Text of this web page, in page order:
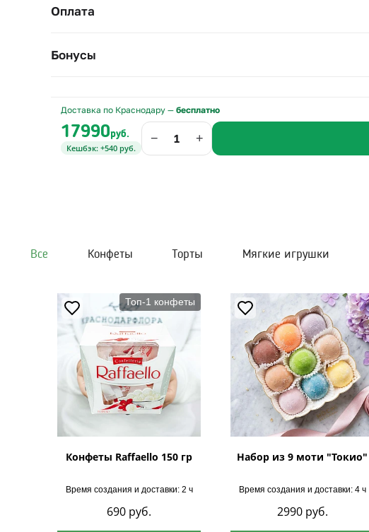
Оплата
Бонусы
Доставка по Краснодару — бесплатно
17990руб.
Кешбэк: +540 руб.
− +
Все Конфеты Торты Мягкие игрушки
Топ-1 конфеты
Конфеты Raffaello 150 гр
Время создания и доставки: 2 ч
690 руб.
Набор из 9 моти "Токио"
Время создания и доставки: 4 ч
2990 руб.